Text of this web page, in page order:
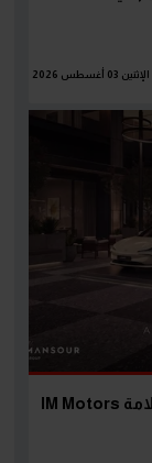
الإثنين 03 أغسطس 2026
منصور للسيارات تفتتح صالة عرض جديدة لعلامة IM Motors